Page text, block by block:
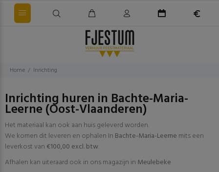
Home Inrichting
Inrichting huren in Bachte-Maria-
Leerne (Oost-Vlaanderen)
Het materiaal kan ook aan huis geleverd worden.
We komen dit leveren en ophalen In Bachte-Maria-Leerne mits een
leverkost van€100,00 excl. btw.
Afhalen kan uiteraard ook in ons magazijn in Meulebeke